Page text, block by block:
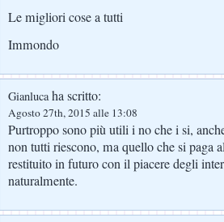
Le migliori cose a tutti
Immondo
Gianlucaha scritto:
Agosto 27th, 2015 alle 13:08
Purtroppo sono più utili i no che i si,
non tutti riescono, ma quello che si paga
restituito in futuro con il piacere degli
naturalmente.